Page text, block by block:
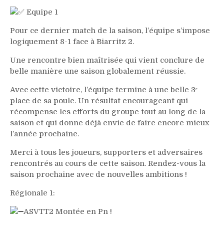
Equipe 1
Pour ce dernier match de la saison, l’équipe s’impose
logiquement 8-1 face à Biarritz 2.
Une rencontre bien maîtrisée qui vient conclure de
belle manière une saison globalement réussie.
Avec cette victoire, l’équipe termine à une belle 3ᵉ
place de sa poule. Un résultat encourageant qui
récompense les efforts du groupe tout au long de la
saison et qui donne déjà envie de faire encore mieux
l’année prochaine.
Merci à tous les joueurs, supporters et adversaires
rencontrés au cours de cette saison. Rendez-vous la
saison prochaine avec de nouvelles ambitions !
Régionale 1:
ASVTT2 Montée en Pn !